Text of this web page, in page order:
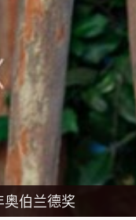
奥伯兰德奖
容性环境治理与文
授荣获2020年杰弗
观设计学院师生赴